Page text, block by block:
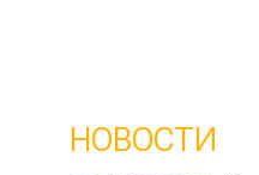
НОВОСТИ